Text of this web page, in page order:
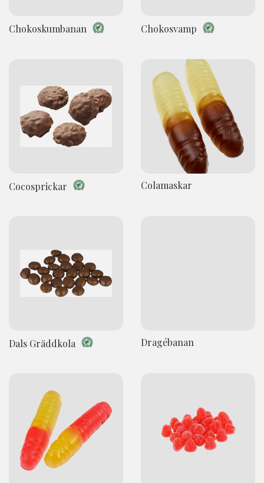
Chokoskumbanan Chokosvamp
Cocosprickar Colamaskar
Dals Gräddkola Dragébanan